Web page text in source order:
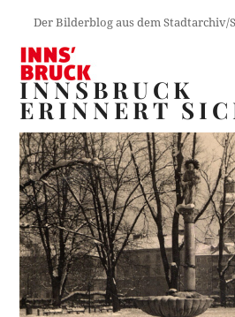
Der Bilderblog aus dem
INNSBRUCK
ERINNERT